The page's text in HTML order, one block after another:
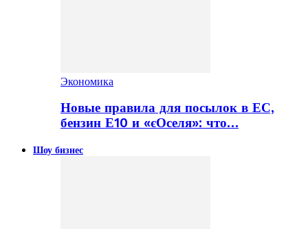
Экономика
Новые правила для посылок в ЕС,
бензин Е10 и «єОселя»: что…
Шоу бизнес